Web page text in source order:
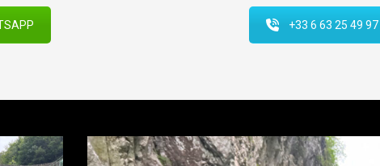
+33 6 63 25 49 97